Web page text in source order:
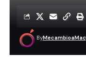
ByMecambioaMac